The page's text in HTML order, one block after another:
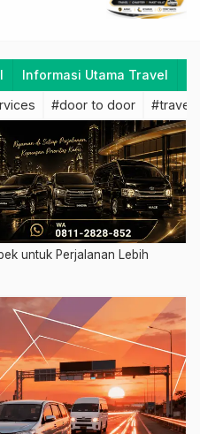
Informasi Utama Travel
#door to door #travel
untuk Perjalanan Lebih